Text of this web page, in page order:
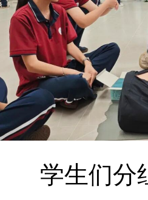
学生们分